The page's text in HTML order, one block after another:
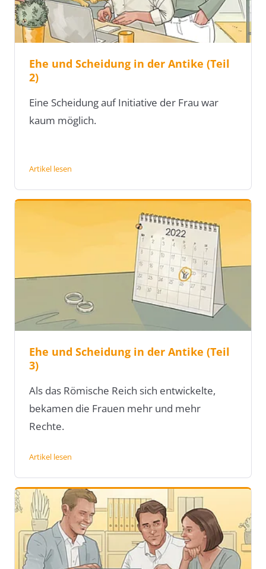
Ehe und Scheidung in der Antike (Teil
2)
Eine Scheidung auf Initiative der Frau war
kaum möglich.
Artikel lesen
Ehe und Scheidung in der Antike (Teil
3)
Als das Römische Reich sich entwickelte,
bekamen die Frauen mehr und mehr
Rechte.
Artikel lesen